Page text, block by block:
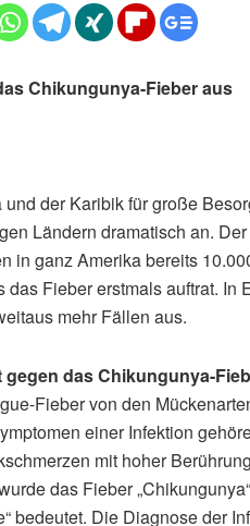
Chikungunya-Fieber aus
der Karibik für große
Ländern dramatisch an.
in ganz Amerika bereits
Fieber erstmals auftrat. In
mehr Fällen aus.
das Chikungunya-
Fieber von den
einer Infektion
mit hoher
das Fieber
bedeutet. Die Diagnose der